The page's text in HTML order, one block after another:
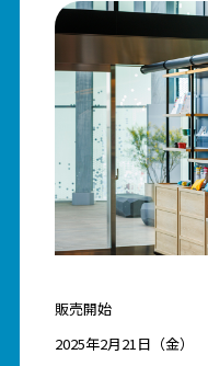
販売開始
2025年2月21日（金）